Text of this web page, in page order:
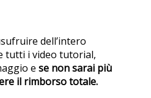
dell’intero
tutti i video tutorial,
ese non sarai più
il rimborso totale.